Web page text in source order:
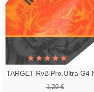
TARGET RvB Pro.Ultra G4
1,29 €